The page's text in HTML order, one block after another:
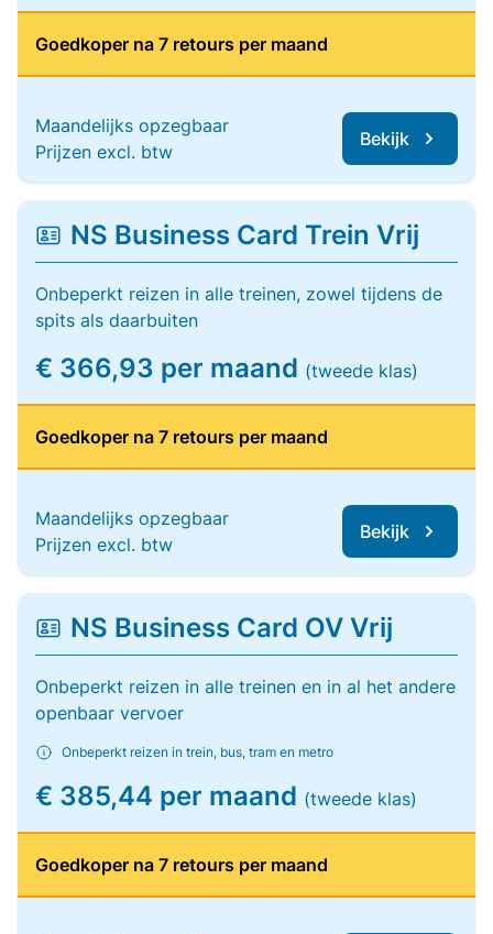
Goedkoper na 7 retours per maand
Maandelijks opzegbaar
Prijzen excl. btw
Bekijk
NS Business Card Trein Vrij
Onbeperkt reizen in alle treinen, zowel tijdens de
spits als daarbuiten
€ 366,93 per maand (tweede klas)
Goedkoper na 7 retours per maand
Maandelijks opzegbaar
Prijzen excl. btw
Bekijk
NS Business Card OV Vrij
Onbeperkt reizen in alle treinen en in al het andere
openbaar vervoer
Onbeperkt reizen in trein, bus, tram en metro
€ 385,44 per maand (tweede klas)
Goedkoper na 7 retours per maand